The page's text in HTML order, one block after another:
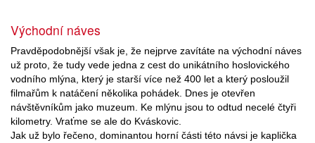
Východní náves
Pravděpodobnější však je, že nejprve zavítáte na východní náves
už proto, že tudy vede jedna z cest do unikátního hoslovického
vodního mlýna, který je starší více než 400 let a který posloužil
filmařům k natáčení několika pohádek. Dnes je otevřen
návštěvníkům jako muzeum. Ke mlýnu jsou to odtud necelé čtyři
kilometry. Vraťme se ale do Kváskovic.
Jak už bylo řečeno, dominantou horní části této návsi je kaplička